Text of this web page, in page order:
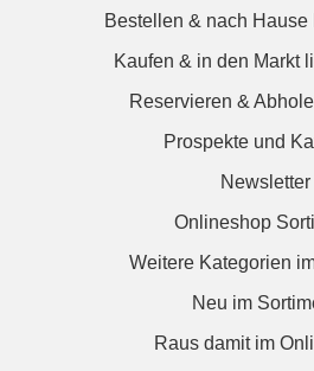
Bestellen & nach Hause
Kaufen & in den Markt
Reservieren &
Prospekte und
Newsletter
Onlineshop
Weitere Kategorien
Neu im
Raus damit im